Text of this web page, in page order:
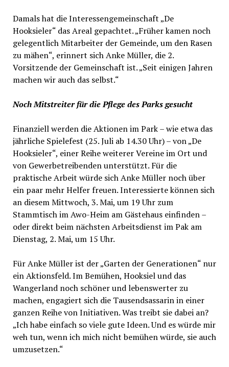
Damals hat die Interessengemeinschaft „De
Hooksieler“ das Areal gepachtet. „Früher kamen noch
gelegentlich Mitarbeiter der Gemeinde, um den Rasen
zu mähen“, erinnert sich Anke Müller, die 2.
Vorsitzende der Gemeinschaft ist. „Seit einigen Jahren
machen wir auch das selbst.“
Noch Mitstreiter für die Pflege des Parks gesucht
Finanziell werden die Aktionen im Park – wie etwa das
jährliche Spielefest (25. Juli ab 14.30 Uhr) – von „De
Hooksieler“, einer Reihe weiterer Vereine im Ort und
von Gewerbetreibenden unterstützt. Für die
praktische Arbeit würde sich Anke Müller noch über
ein paar mehr Helfer freuen. Interessierte können sich
an diesem Mittwoch, 3. Mai, um 19 Uhr zum
Stammtisch im Awo-Heim am Gästehaus einfinden –
oder direkt beim nächsten Arbeitsdienst im Pak am
Dienstag, 2. Mai, um 15 Uhr.
Für Anke Müller ist der „Garten der Generationen“ nur
ein Aktionsfeld. Im Bemühen, Hooksiel und das
Wangerland noch schöner und lebenswerter zu
machen, engagiert sich die Tausendsassarin in einer
ganzen Reihe von Initiativen. Was treibt sie dabei an?
„Ich habe einfach so viele gute Ideen. Und es würde mir
weh tun, wenn ich mich nicht bemühen würde, sie auch
umzusetzen.“